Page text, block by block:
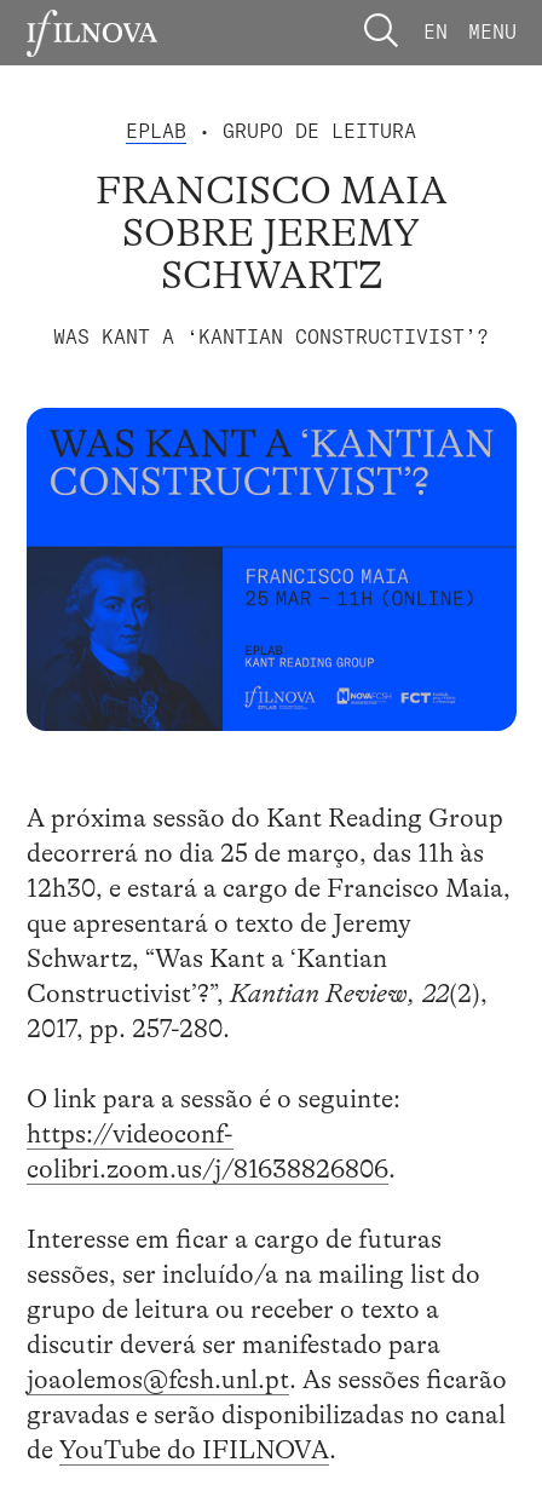
EN MENU
EPLAB • GRUPO DE LEITURA
FRANCISCO MAIA
SOBRE JEREMY
SCHWARTZ
WAS KANT A ‘KANTIAN CONSTRUCTIVIST’?
A próxima sessão do Kant Reading Group
decorrerá no dia 25 de março, das 11h às
12h30, e estará a cargo de Francisco Maia,
que apresentará o texto de Jeremy
Schwartz, “Was Kant a ‘Kantian
Constructivist’?”, Kantian Review, 22(2),
2017, pp. 257-280.
O link para a sessão é o seguinte:
https://videoconf-
colibri.zoom.us/j/81638826806.
Interesse em ficar a cargo de futuras
sessões, ser incluído/a na mailing list do
grupo de leitura ou receber o texto a
discutir deverá ser manifestado para
joaolemos@fcsh.unl.pt. As sessões ficarão
gravadas e serão disponibilizadas no canal
de YouTube do IFILNOVA.